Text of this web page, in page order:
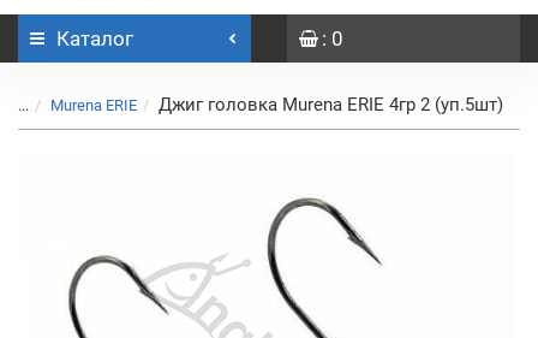
Каталог : 0
... Murena ERIE Джиг головка Murena ERIE 4гр 2 (уп.5шт)